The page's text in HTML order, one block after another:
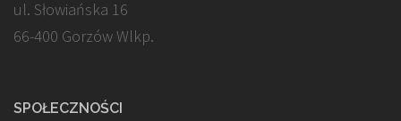
ul. Słowiańska 16
66-400 Gorzów Wlkp.
SPOŁECZNOŚCI